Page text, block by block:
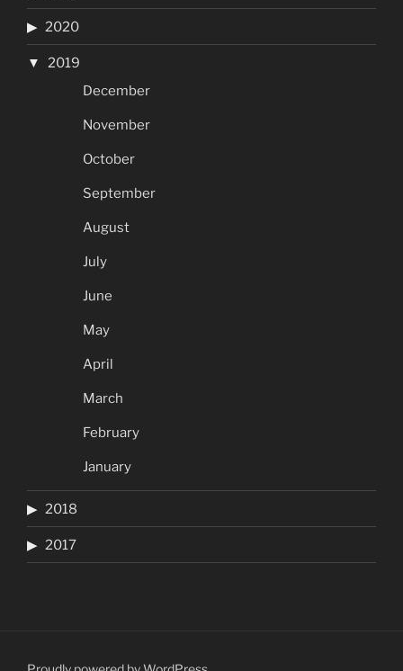
2020
2019
December
November
October
September
August
July
June
May
April
March
February
January
2018
2017